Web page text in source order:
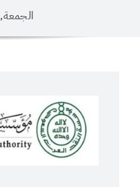
الجمعة, 4 يناير, 2019